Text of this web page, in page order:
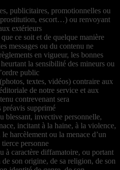
publicitaires, promotionnelles ou
escort…) ou renvoyant
extérieurs
ce soit et de quelque manière
messages ou du contenu ne
en vigueur, les bonnes
la sensibilité des mineurs ou
public
textes, vidéos) contraire aux
de notre service et aux
contrevenant sera
préavis supprimé
blessant, invective personnelle,
incitant à la haine, à la violence,
harcèlement ou la menace d’un
personne
à caractère diffamatoire, ou portant
son origine, de sa religion, de son